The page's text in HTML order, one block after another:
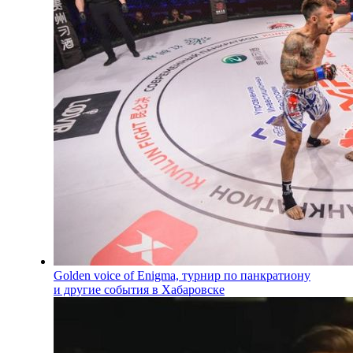
Golden voice of Enigma, турнир по панкратиону
и другие события в Хабаровске